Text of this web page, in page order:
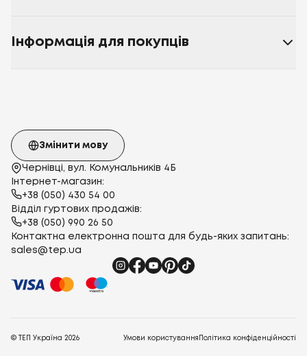
Інформація для покупців
Чернівці, вул. Комунальників 4Б
Інтернет-магазин:
+38 (050) 430 54 00
Відділ гуртових продажів:
+38 (050) 990 26 50
Контактна електронна пошта для будь-яких запитань:
sales@tep.ua
Змінити мову
© ТЕП Україна 2026 Умови користування Політика конфіденційності